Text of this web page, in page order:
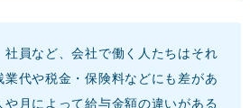
社員など、会社で働く人たちはそれ
業代や税金・保険料などにも差があ
や月によって給与金額の違いがある